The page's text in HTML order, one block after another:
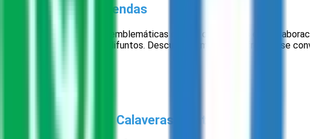
La Creación de Ofrendas
Una de las prácticas más emblemáticas del Día de Muertos es la
la comida favorita de los difuntos. Descubre cómo estas ofrendas se
Desmitificando las Calaveras y Catrinas